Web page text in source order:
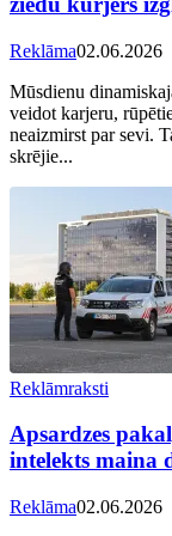
Reklāma02.06.2026
Mūsdienu
veidot karjeru,
neaizmirst par sevi.
skrējie...
Reklāmraksti
Apsardzes
intelekts maina
Reklāma02.06.2026